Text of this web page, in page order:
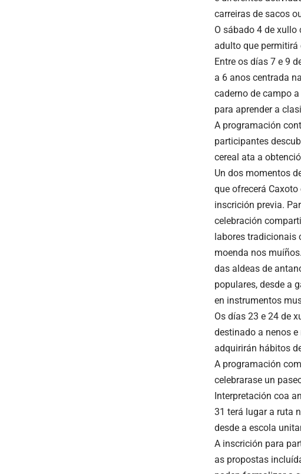
carreiras de sacos
O sábado 4 de xullo
adulto que
Entre os días 7 e 9
a 6 anos centrada
caderno de campo
para aprender a
A programación
participantes
cereal ata a
Un dos momentos
que ofrecerá
inscrición previa.
celebración
labores tradicionais
moenda nos
das aldeas de
populares, desde a
en instrumentos
Os días 23 e 24 de
destinado a nenos
adquirirán hábitos
A programación
celebrarase un
Interpretación coa
31 terá lugar a ruta
desde a escola
A inscrición para
as propostas